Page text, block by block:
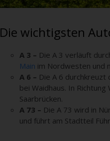
Die wichtigsten
A 3 – Die A 3 verläuft
Main im Nordwesten und
A 6 – Die A 6
bei Waidhaus. In
Saarbrücken.
A 73 – Die A 73 wird in
und führt am Stadtteil